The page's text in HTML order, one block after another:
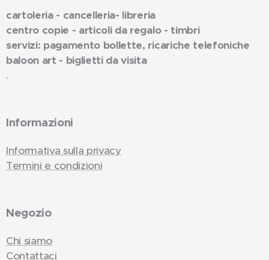
cartoleria - cancelleria- libreria
centro copie - articoli da regalo - timbri
servizi: pagamento bollette, ricariche telefoniche
baloon art - biglietti da visita
.
Informazioni
Informativa sulla privacy
Termini e condizioni
Negozio
Chi siamo
Contattaci